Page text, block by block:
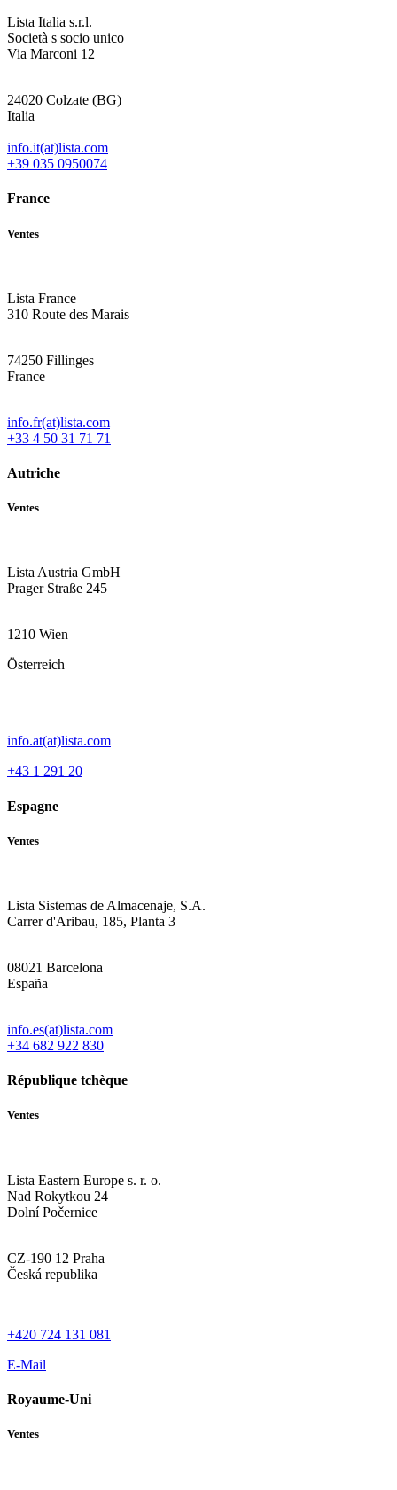
Lista Italia s.r.l.
Società s socio unico
Via Marconi 12
24020 Colzate (BG)
Italia
info.it(at)lista.com
+39 035 0950074
France
Ventes
Lista France
310 Route des Marais
74250 Fillinges
France
info.fr(at)lista.com
+33 4 50 31 71 71
Autriche
Ventes
Lista Austria GmbH
Prager Straße 245
1210 Wien
Österreich
info.at(at)lista.com
+43 1 291 20
Espagne
Ventes
Lista Sistemas de Almacenaje, S.A.
Carrer d'Aribau, 185, Planta 3
08021 Barcelona
España
info.es(at)lista.com
+34 682 922 830
République tchèque
Ventes
Lista Eastern Europe s. r. o.
Nad Rokytkou 24
Dolní Počernice
CZ-190 12 Praha
Česká republika
+420 724 131 081
E-Mail
Royaume-Uni
Ventes